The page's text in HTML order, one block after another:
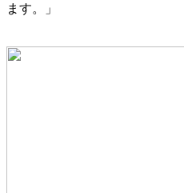
ます。」